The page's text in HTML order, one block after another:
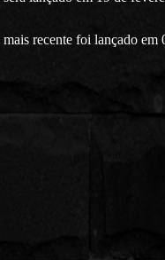
recente foi lançado em